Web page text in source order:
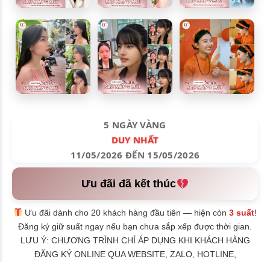
5 NGÀY VÀNG
DUY NHẤT
11/05/2026 ĐẾN 15/05/2026
Ưu đãi đã kết thúc
Ưu đãi dành cho 20 khách hàng đầu tiên — hiện còn3 suất!
Đăng ký giữ suất ngay nếu bạn chưa sắp xếp được thời gian.
LƯU Ý: CHƯƠNG TRÌNH CHỈ ÁP DỤNG KHI KHÁCH HÀNG
ĐĂNG KÝ ONLINE QUA WEBSITE, ZALO, HOTLINE,